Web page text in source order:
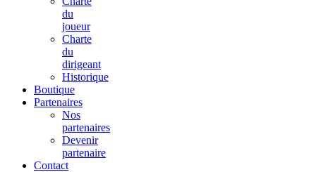
du
joueur
Charte
du
dirigeant
Historique
Boutique
Partenaires
Nos
partenaires
Devenir
partenaire
Contact